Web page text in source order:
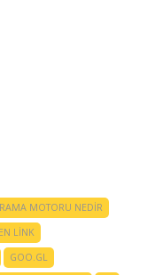
MOTORU NEDIR
LINK
GOO.GL